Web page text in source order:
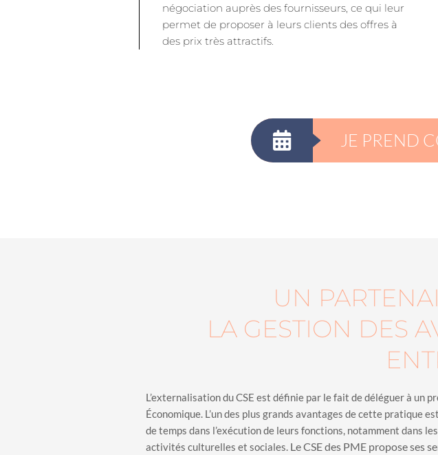
négociation auprès des fournisseurs, ce qui leur
permet de proposer à leurs clients des offres à
des prix très attractifs.
JE PREND
UN
LA GESTION DES
L’externalisation du CSE est définie par le fait de déléguer à un
Économique. L’un des plus grands avantages de cette pratique
de temps dans l’exécution de leurs fonctions, notamment dans
activités culturelles et sociales. Le CSE des PME propose ses